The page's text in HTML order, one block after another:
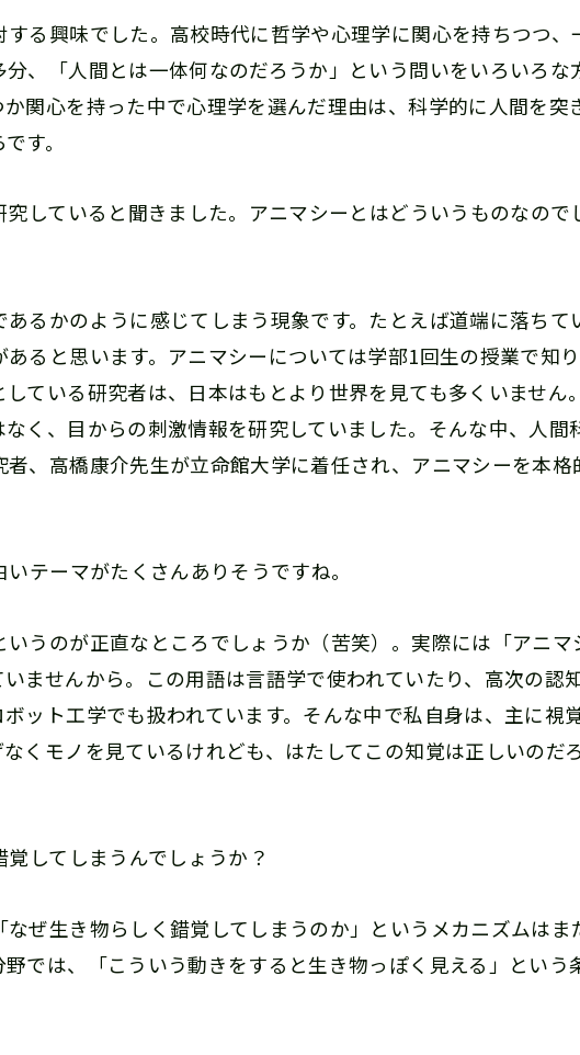
る興味でした。高校時代に哲学や心理学に関心を持ちつつ、
、「人間とは一体何なのだろうか」という問いをいろいろな
関心を持った中で心理学を選んだ理由は、科学的に人間を突
す。
究していると聞きました。アニマシーとはどういうものなので
るかのように感じてしまう現象です。たとえば道端に落ちて
ると思います。アニマシーについては学部1回生の授業で知
ている研究者は、日本はもとより世界を見ても多くいません
く、目からの刺激情報を研究していました。そんな中、人間
、高橋康介先生が立命館大学に着任され、アニマシーを本格
テーマがたくさんありそうですね。
うのが正直なところでしょうか（苦笑）。実際には「アニマ
ませんから。この用語は言語学で使われていたり、高次の認
ット工学でも扱われています。そんな中で私自身は、主に視
くモノを見ているけれども、はたしてこの知覚は正しいのだ
覚してしまうんでしょうか？
ぜ生き物らしく錯覚してしまうのか」というメカニズムはま
では、「こういう動きをすると生き物っぽく見える」という